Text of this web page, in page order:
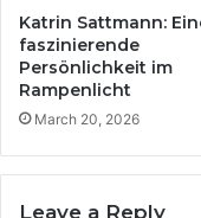
Katrin Sattmann:
faszinierende
Persönlichkeit im
Rampenlicht
March 20, 2026
Leave a Reply